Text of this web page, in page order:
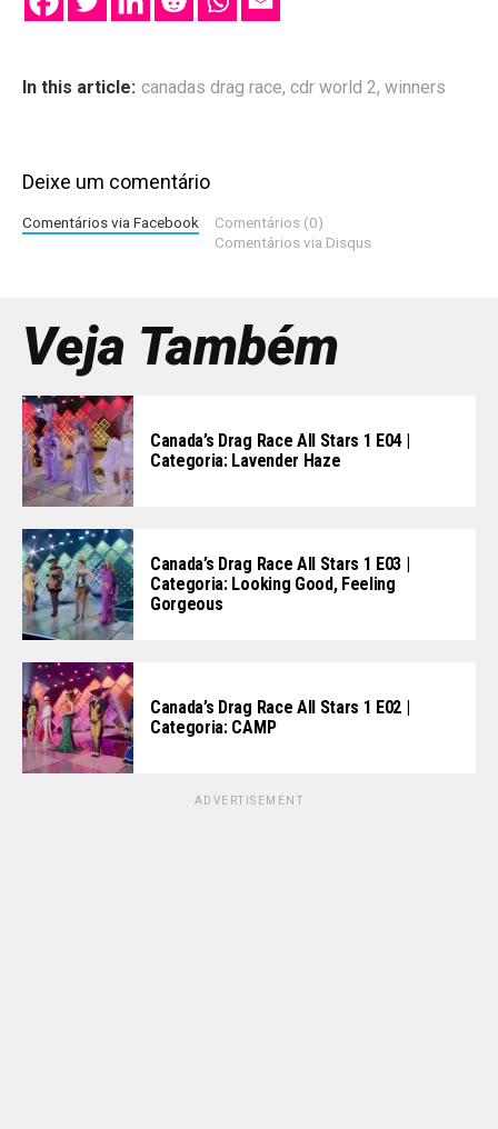
In this article: canadas drag race, cdr world 2, winners
Deixe um comentário
Comentários via Facebook
Comentários (0)
Comentários via Disqus
Veja Também
Canada’s Drag Race All Stars 1 E04 |
Categoria: Lavender Haze
Canada’s Drag Race All Stars 1 E03 |
Categoria: Looking Good, Feeling
Gorgeous
Canada’s Drag Race All Stars 1 E02 |
Categoria: CAMP
ADVERTISEMENT